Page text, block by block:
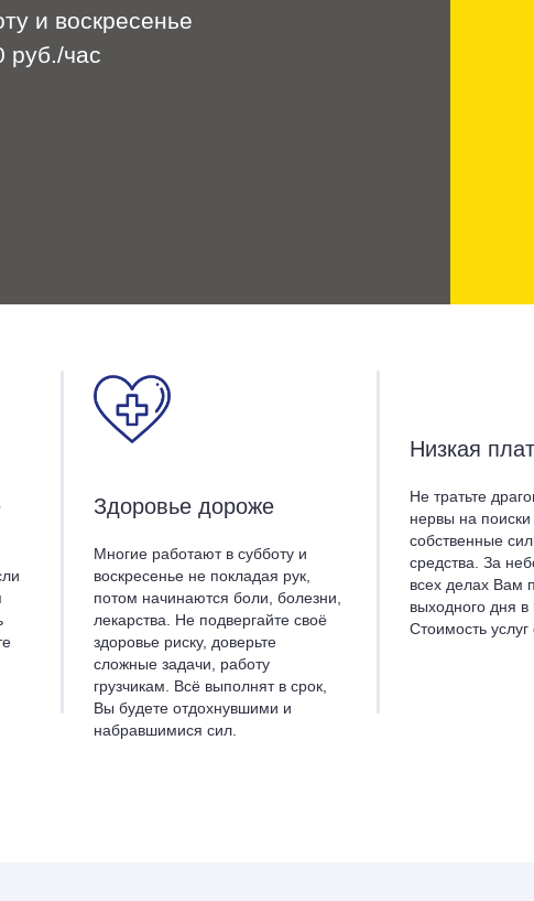
и воскресенье
руб./час
Здоровье дороже
Многие работают в субботу и
воскресенье не покладая рук,
потом начинаются боли, болезни,
лекарства. Не подвергайте своё
здоровье риску, доверьте
сложные задачи, работу
грузчикам. Всё выполнят в срок,
Вы будете отдохнувшими и
набравшимися сил.
Низкая
Не тратьте
нервы на
собственные
средства. За
всех делах Вам
выходного дня в
Стоимость